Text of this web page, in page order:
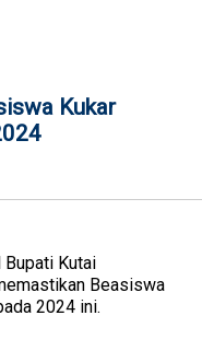
Kukar
Bupati Kutai
Beasiswa
2024 ini.